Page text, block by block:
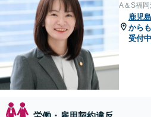
A＆S福
鹿児
から
受付中